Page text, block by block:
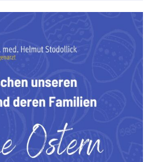
und deren Familien